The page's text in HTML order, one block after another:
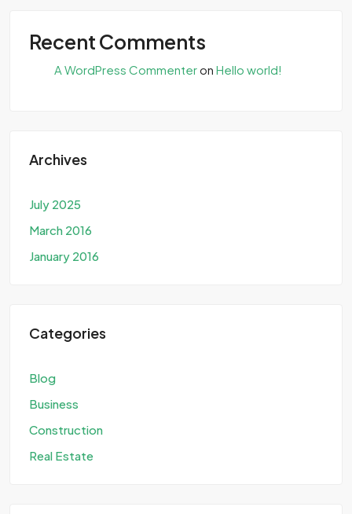
Recent Comments
A WordPress Commenteron Hello world!
Archives
July 2025
March 2016
January 2016
Categories
Blog
Business
Construction
Real Estate